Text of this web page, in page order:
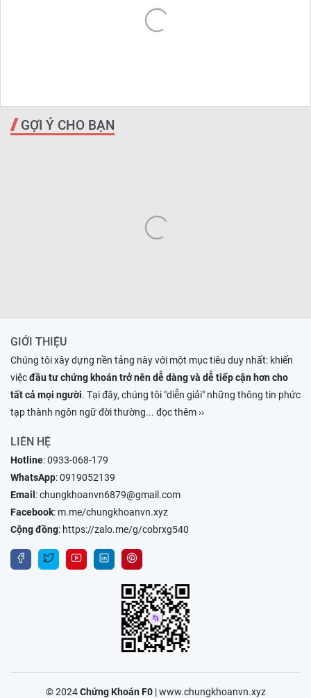
GỢI Ý CHO BẠN
GIỚI THIỆU
Chúng tôi xây dựng nền tảng này với một mục tiêu duy nhất: khiến
việcđầu tư chứng khoán trở nên dễ dàng và dễ tiếp cận hơn cho
tất cả mọi người. Tại đây, chúng tôi "diễn giải" những thông tin phức
tạp thành ngôn ngữ đời thường... đọc thêm ››
LIÊN HỆ
Hotline:0933-068-179
WhatsApp:0919052139
Email :chungkhoanvn6879@gmail.com
Facebook: m.me/chungkhoanvn.xyz
Cộng đồng: https://zalo.me/g/cobrxg540
© 2024Chứng Khoán F0|www.chungkhoanvn.xyz